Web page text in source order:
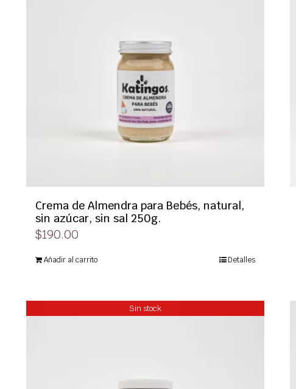
Crema de Almendra para Bebés, natural,
sin azúcar, sin sal 250g.
$190.00
Añadir al carrito Detalles
Sin stock